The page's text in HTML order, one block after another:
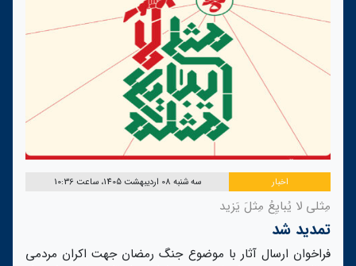
اخبار سه شنبه 08 اردیبهشت 1405، ساعت 10:36
مِثلی لا یُبایِعُ مِثلَ یَزید
تمدید شد
فراخوان ارسال آثار با موضوع جنگ رمضان جهت اکران مردمی